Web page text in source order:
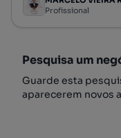
Profissional
Pesquisa um
Guarde esta
aparecerem novos